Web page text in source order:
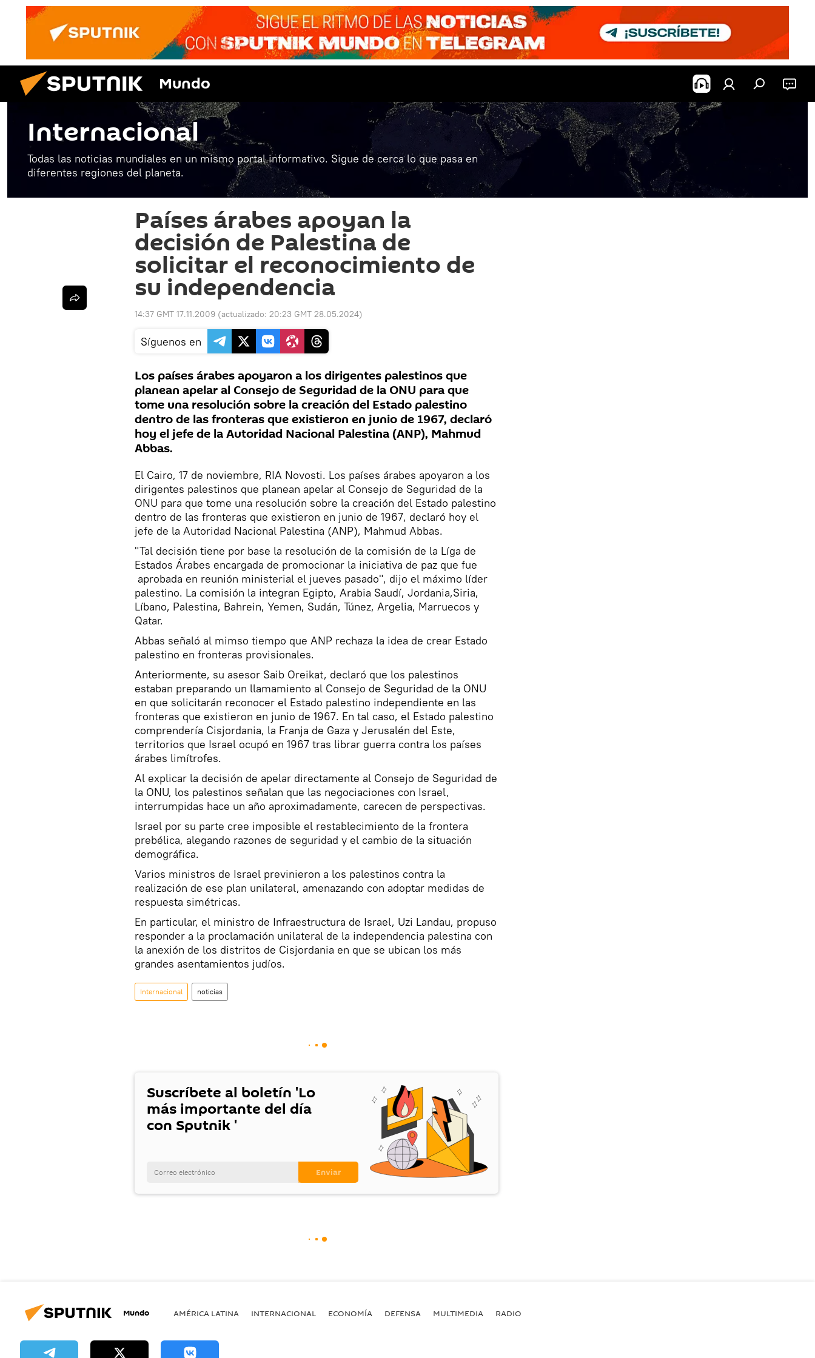
Mundo
Internacional
Todas las noticias mundiales en un mismo portal informativo. Sigue de cerca lo que pasa en
diferentes regiones del planeta.
Países árabes apoyan la
decisión de Palestina de
solicitar el reconocimiento de
su independencia
14:37 GMT 17.11.2009 (actualizado: 20:23 GMT 28.05.2024)
Síguenos en
Los países árabes apoyaron a los dirigentes palestinos que
planean apelar al Consejo de Seguridad de la ONU para que
tome una resolución sobre la creación del Estado palestino
dentro de las fronteras que existieron en junio de 1967, declaró
hoy el jefe de la Autoridad Nacional Palestina (ANP), Mahmud
Abbas.
El Cairo, 17 de noviembre, RIA Novosti. Los países árabes apoyaron a los
dirigentes palestinos que planean apelar al Consejo de Seguridad de la
ONU para que tome una resolución sobre la creación del Estado palestino
dentro de las fronteras que existieron en junio de 1967, declaró hoy el
jefe de la Autoridad Nacional Palestina (ANP), Mahmud Abbas.
"Tal decisión tiene por base la resolución de la comisión de la Líga de
Estados Árabes encargada de promocionar la iniciativa de paz que fue
aprobada en reunión ministerial el jueves pasado", dijo el máximo líder
palestino. La comisión la integran Egipto, Arabia Saudí, Jordania,Siria,
Líbano, Palestina, Bahrein, Yemen, Sudán, Túnez, Argelia, Marruecos y
Qatar.
Abbas señaló al mimso tiempo que ANP rechaza la idea de crear Estado
palestino en fronteras provisionales.
Anteriormente, su asesor Saib Oreikat, declaró que los palestinos
estaban preparando un llamamiento al Consejo de Seguridad de la ONU
en que solicitarán reconocer el Estado palestino independiente en las
fronteras que existieron en junio de 1967. En tal caso, el Estado palestino
comprendería Cisjordania, la Franja de Gaza y Jerusalén del Este,
territorios que Israel ocupó en 1967 tras librar guerra contra los países
árabes limítrofes.
Al explicar la decisión de apelar directamente al Consejo de Seguridad de
la ONU, los palestinos señalan que las negociaciones con Israel,
interrumpidas hace un año aproximadamente, carecen de perspectivas.
Israel por su parte cree imposible el restablecimiento de la frontera
prebélica, alegando razones de seguridad y el cambio de la situación
demográfica.
Varios ministros de Israel previnieron a los palestinos contra la
realización de ese plan unilateral, amenazando con adoptar medidas de
respuesta simétricas.
En particular, el ministro de Infraestructura de Israel, Uzi Landau, propuso
responder a la proclamación unilateral de la independencia palestina con
la anexión de los distritos de Cisjordania en que se ubican los más
grandes asentamientos judíos.
Internacional noticias
Suscríbete al boletín 'Lo
más importante del día
con Sputnik '
Mundo AMÉRICA LATINA INTERNACIONAL ECONOMÍA DEFENSA MULTIMEDIA RADIO